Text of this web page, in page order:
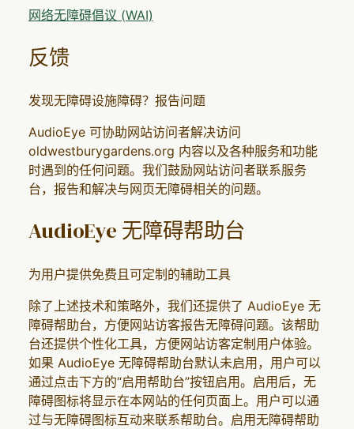
网络无障碍倡议 (WAI)
反馈
发现无障碍设施障碍？报告问题
AudioEye 可协助网站访问者解决访问
oldwestburygardens.org 内容以及各种服务和功能
时遇到的任何问题。我们鼓励网站访问者联系服务
台，报告和解决与网页无障碍相关的问题。
AudioEye 无障碍帮助台
为用户提供免费且可定制的辅助工具
除了上述技术和策略外，我们还提供了 AudioEye 无
障碍帮助台，方便网站访客报告无障碍问题。该帮助
台还提供个性化工具，方便网站访客定制用户体验。
如果 AudioEye 无障碍帮助台默认未启用，用户可以
通过点击下方的“启用帮助台”按钮启用。启用后，无
障碍图标将显示在本网站的任何页面上。用户可以通
过与无障碍图标互动来联系帮助台。启用无障碍帮助